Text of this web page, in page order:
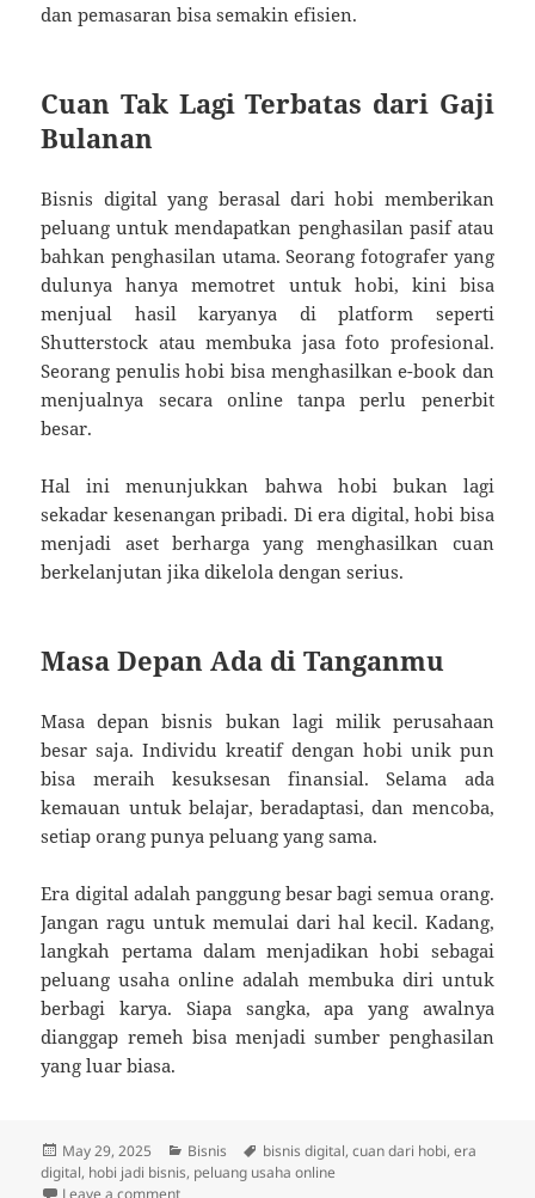
dan pemasaran bisa semakin efisien.
Cuan Tak Lagi Terbatas dari Gaji
Bulanan
Bisnis digital yang berasal dari hobi memberikan
peluang untuk mendapatkan penghasilan pasif atau
bahkan penghasilan utama. Seorang fotografer yang
dulunya hanya memotret untuk hobi, kini bisa
menjual hasil karyanya di platform seperti
Shutterstock atau membuka jasa foto profesional.
Seorang penulis hobi bisa menghasilkan e-book dan
menjualnya secara online tanpa perlu penerbit
besar.
Hal ini menunjukkan bahwa hobi bukan lagi
sekadar kesenangan pribadi. Di era digital, hobi bisa
menjadi aset berharga yang menghasilkan cuan
berkelanjutan jika dikelola dengan serius.
Masa Depan Ada di Tanganmu
Masa depan bisnis bukan lagi milik perusahaan
besar saja. Individu kreatif dengan hobi unik pun
bisa meraih kesuksesan finansial. Selama ada
kemauan untuk belajar, beradaptasi, dan mencoba,
setiap orang punya peluang yang sama.
Era digital adalah panggung besar bagi semua orang.
Jangan ragu untuk memulai dari hal kecil. Kadang,
langkah pertama dalam menjadikan hobi sebagai
peluang usaha online adalah membuka diri untuk
berbagi karya. Siapa sangka, apa yang awalnya
dianggap remeh bisa menjadi sumber penghasilan
yang luar biasa.
Posted
on
May 29, 2025 Categories
Bisnis Tags
bisnis digital,cuan dari hobi,era
digital, hobi jadi bisnis, peluang usaha online
on Menanam Cuan di Era Digital: Saat Hobi